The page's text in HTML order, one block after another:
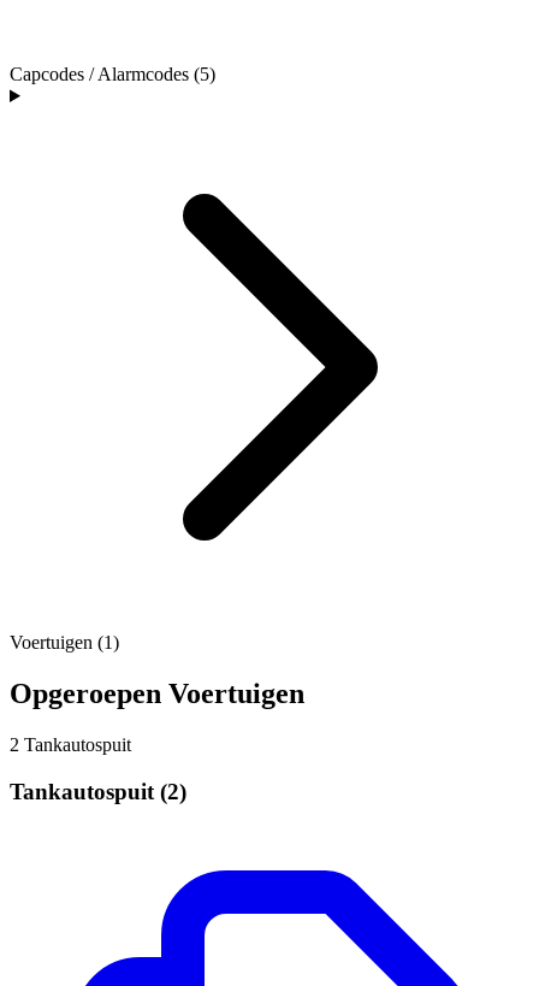
Capcodes / Alarmcodes (5)
Voertuigen (1)
Opgeroepen Voertuigen
2 Tankautospuit
Tankautospuit (2)